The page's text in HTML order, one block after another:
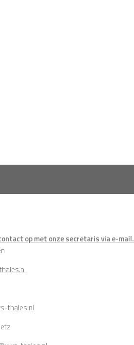
op met onze secretaris via e-mail.
thales.nl